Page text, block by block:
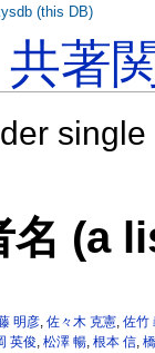
共著
名 (a
明彦,佐々木 克憲,佐竹
英俊, 松澤 暢, 根本 信,
(this DB)